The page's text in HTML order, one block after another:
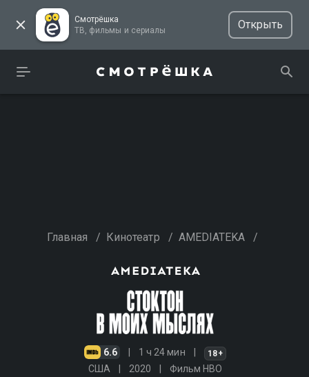
Смотрёшка
ТВ, фильмы и сериалы
Открыть
Главная / Кинотеатр / AMEDIATEKA /
6.6 1 ч 24 мин 18+
США 2020 Фильм HBO